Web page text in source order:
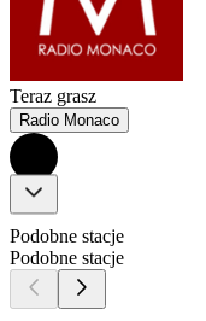
Teraz grasz
Radio Monaco
Podobne stacje
Podobne stacje